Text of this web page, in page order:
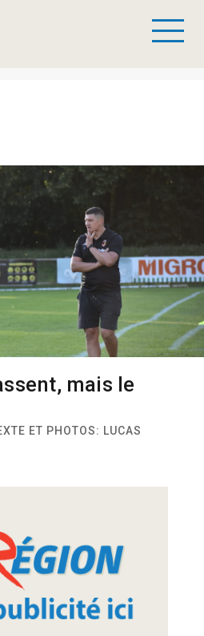
ACTUALITÉ
mais le
ET PHOTOS: LUCAS